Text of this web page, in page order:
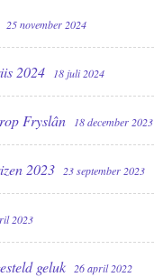
25 november 2024
2024 18 juli 2024
Fryslân 18 december 2023
2023 23 september 2023
2023
geluk 26 april 2022